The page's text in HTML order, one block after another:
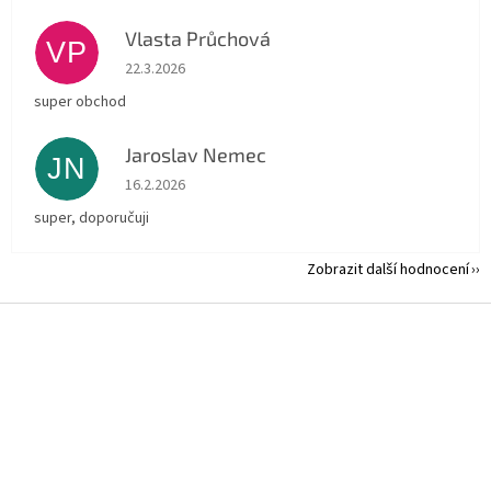
VP Vlasta Průchová
Hodnocení obchodu je 5 z 5 hvězdiček.
22.3.2026
super obchod
JN Jaroslav Nemec
Hodnocení obchodu je 5 z 5 hvězdiček.
16.2.2026
super, doporučuji
Zobrazit další hodnocení